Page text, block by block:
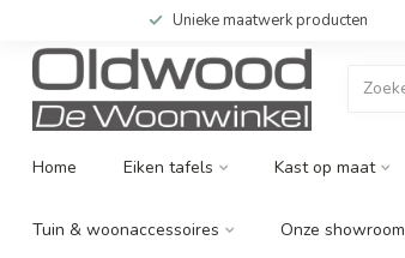
Unieke maatwerk producten
Home Eiken tafels Kast op maat
Tuin & woonaccessoires Onze showroom